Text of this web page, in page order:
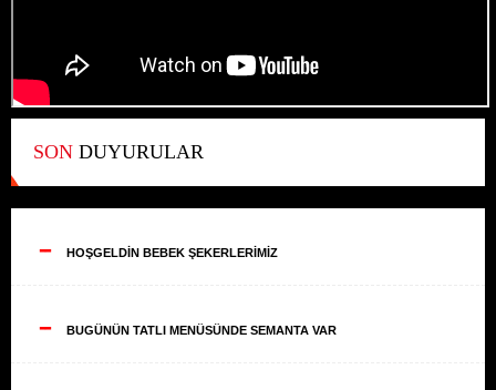
SON DUYURULAR
-- HOŞGELDİN BEBEK ŞEKERLERİMİZ
-- BUGÜNÜN TATLI MENÜSÜNDE SEMANTA VAR